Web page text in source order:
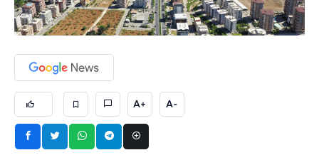
A+ A-